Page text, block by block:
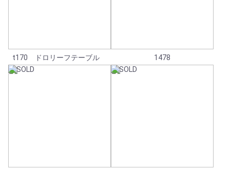
t170 ドロリーフテーブル 1478